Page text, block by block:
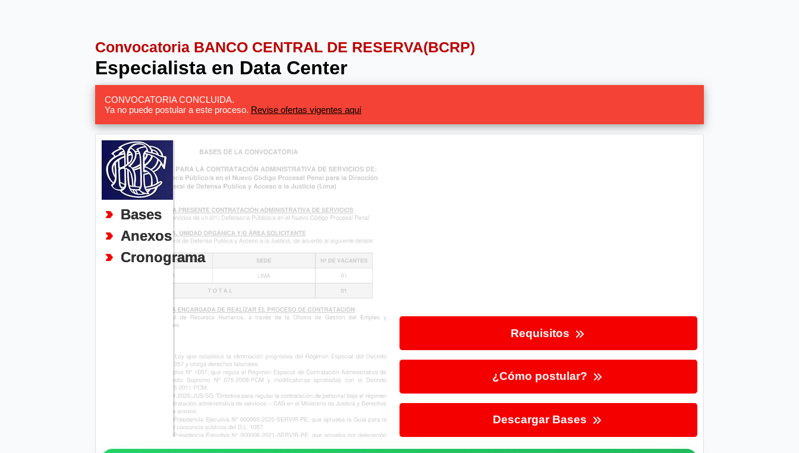
Convocatoria BANCO CENTRAL DE RESERVA(BCRP)
Especialista en Data Center
CONVOCATORIA CONCLUIDA.
Ya no puede postular a este proceso. Revise ofertas vigentes aquí
Bases
Anexos
Cronograma
Requisitos
¿Cómo postular?
Descargar Bases